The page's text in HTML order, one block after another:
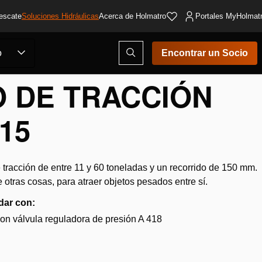
Soluciones HidráulicasAcerca de Holmatro Portales
Abrir
ventana
modal
de
Encontrar un Socio
DE TRACCIÓN
de entre 11 y 60 toneladas y un recorrido de 150 mm.
cosas, para atraer objetos pesados entre sí.
con:
válvula reguladora de presión A 418